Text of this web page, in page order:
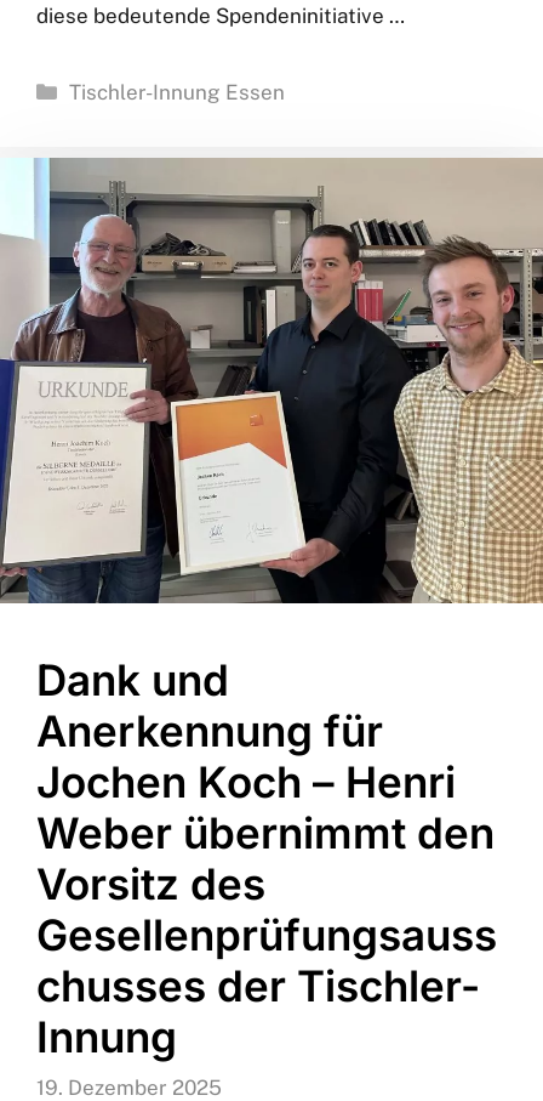
diese bedeutende Spendeninitiative …
Kategorien
Tischler-Innung Essen
Dank und
Anerkennung für
Jochen Koch – Henri
Weber übernimmt den
Vorsitz des
Gesellenprüfungsauss
chusses der Tischler-
Innung
19. Dezember 2025